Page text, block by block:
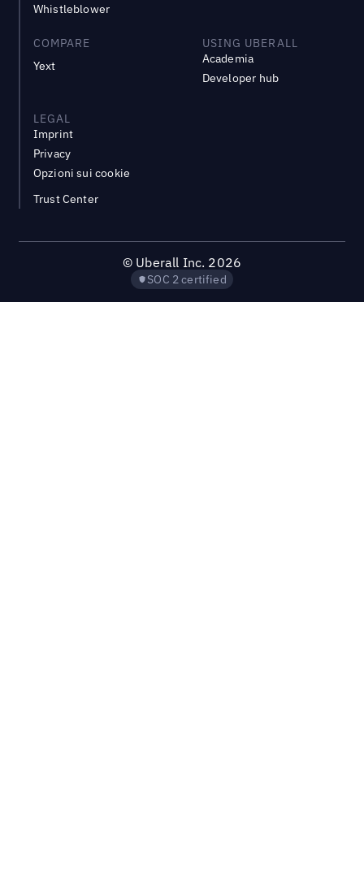
Whistleblower
COMPARE
Yext
USING UBERALL
Academia
Developer hub
LEGAL
Imprint
Privacy
Opzioni sui cookie
Trust Center
© Uberall Inc. 2026
SOC 2 certified